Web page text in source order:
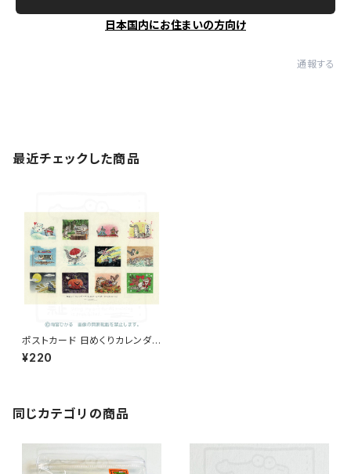
日本国内にお住まいの方向け
通報する
最近チェックした商品
ポストカード 日めくりカレンダ
ーのための12ヶ月2026.01~12
¥220
同じカテゴリの商品